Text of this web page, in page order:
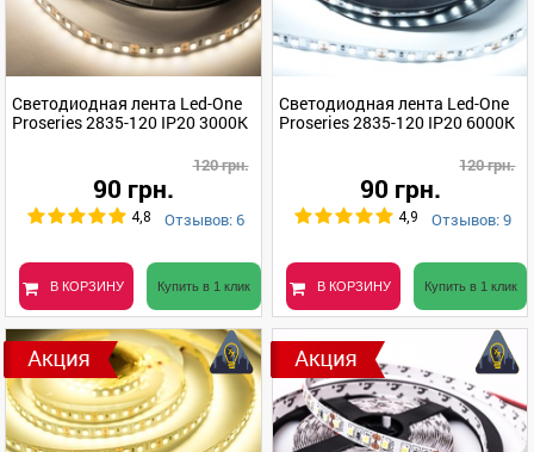
Светодиодная лента Led-One
Proseries 2835-120 IP20 3000K
120 грн.
90 грн.
4,8 Отзывов: 6
В КОРЗИНУ Купить в 1 клик
Светодиодная лента Led-One
Proseries 2835-120 IP20 6000K
120 грн.
90 грн.
4,9 Отзывов: 9
В КОРЗИНУ Купить в 1 клик